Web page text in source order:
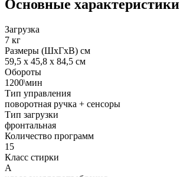
Основные характеристики
Загрузка
7 кг
Размеры (ШхГхВ) см
59,5 х 45,8 х 84,5 см
Обороты
1200\мин
Тип управления
поворотная ручка + сенсоры
Тип загрузки
фронтальная
Количество программ
15
Класс стирки
А